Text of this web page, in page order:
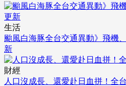
生活
颱風白海豚全台交通異動》飛機
新
財經
人口沒成長、還愛赴日血拼！全